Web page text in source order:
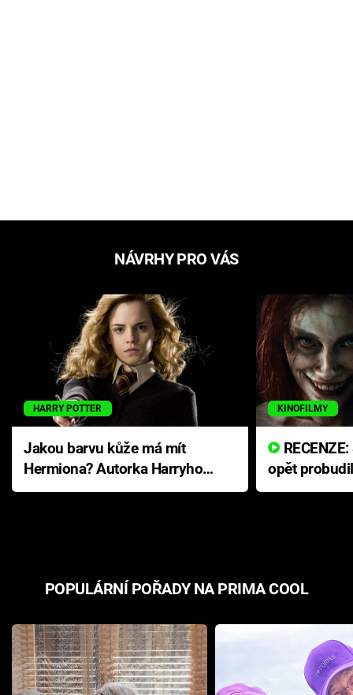
NÁVRHY PRO VÁS
HARRY POTTER
Jakou barvu kůže má mít
Hermiona? Autorka Harryho
Pottera přišla s ráznou
KINOFILMY
opět
přichází s
POPULÁRNÍ POŘADY NA PRIMA COOL